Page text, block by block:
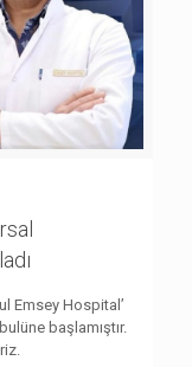
Emsey Hospital’
başlamıştır.